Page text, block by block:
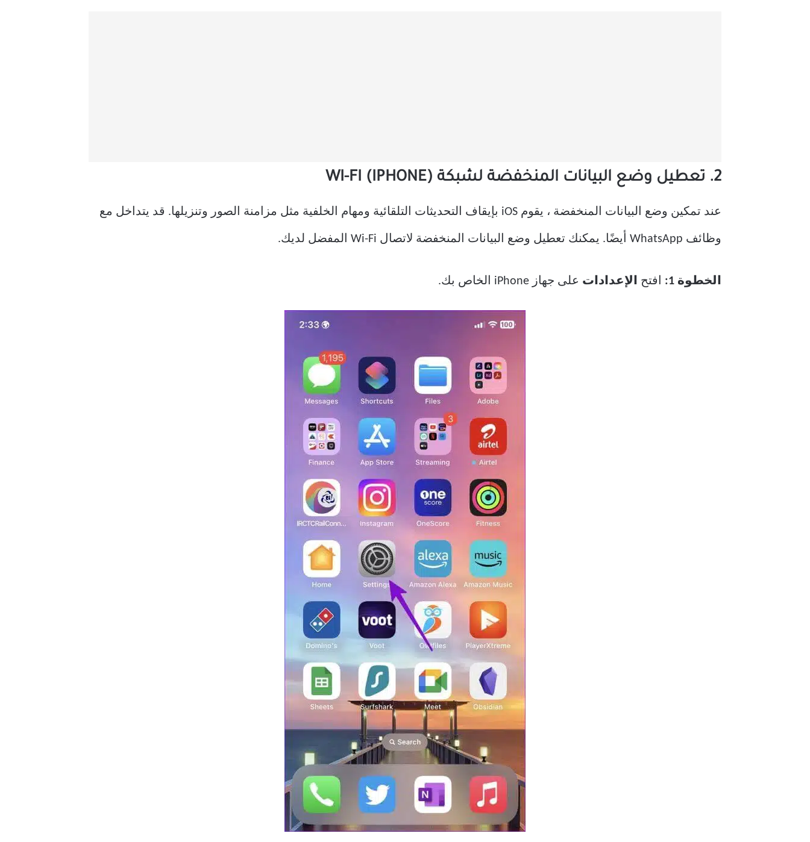
2. تعطيل وضع البيانات المنخفضة لشبكة WI-FI (IPHONE)
عند تمكين وضع البيانات المنخفضة ، يقوم iOS بإيقاف التحديثات التلقائية ومهام الخلفية مثل مزامنة الصور وتنزيلها. قد يتداخل مع
وظائف WhatsApp أيضًا. يمكنك تعطيل وضع البيانات المنخفضة لاتصال Wi-Fi المفضل لديك.
الخطوة 1: افتح الإعدادات على جهاز iPhone الخاص بك.